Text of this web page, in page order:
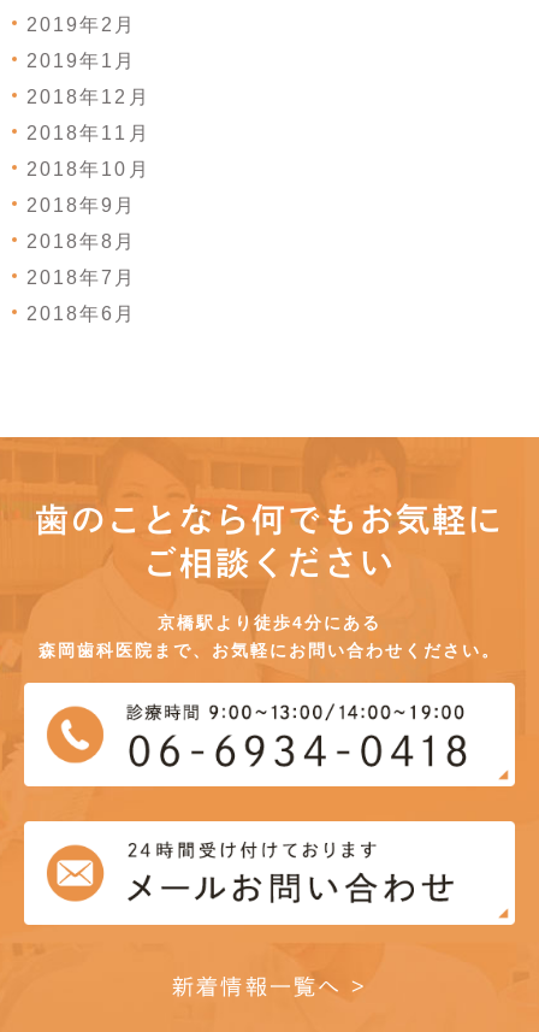
2019年2月
2019年1月
2018年12月
2018年11月
2018年10月
2018年9月
2018年8月
2018年7月
2018年6月
歯のことなら何でもお気軽に
ご相談ください
京橋駅より徒歩4分にある
森岡歯科医院まで、お気軽にお問い合わせください。
新着情報一覧へ >